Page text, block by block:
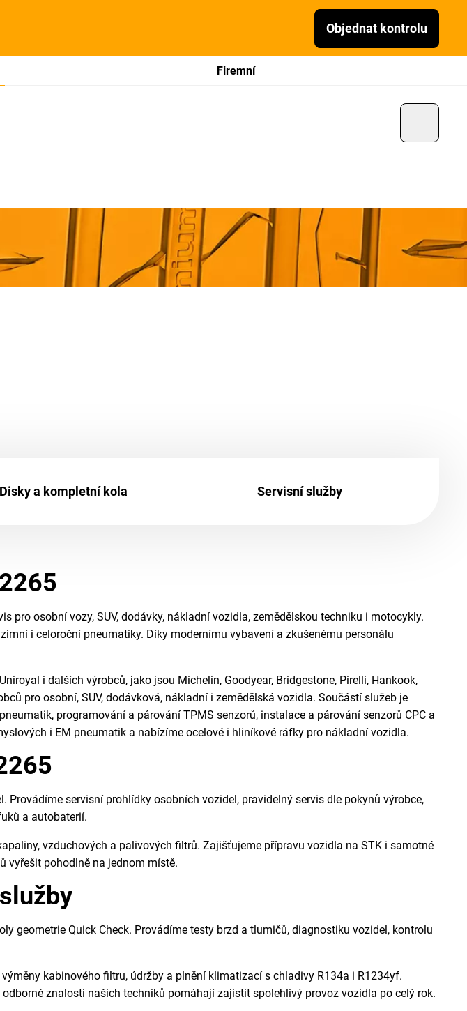
Objednat kontrolu
Firemní
Disky a kompletní kola Servisní služby
pro osobní vozy, SUV, dodávky, nákladní vozidla, zemědělskou techniku i motocykly.
i celoroční pneumatiky. Díky modernímu vybavení a zkušenému personálu
i dalších výrobců, jako jsou Michelin, Goodyear, Bridgestone, Pirelli, Hankook,
pro osobní, SUV, dodávková, nákladní i zemědělská vozidla. Součástí služeb je
programování a párování TPMS senzorů, instalace a párování senzorů CPC a
i EM pneumatik a nabízíme ocelové i hliníkové ráfky pro nákladní vozidla.
servisní prohlídky osobních vozidel, pravidelný servis dle pokynů výrobce,
a autobaterií.
vzduchových a palivových filtrů. Zajišťujeme přípravu vozidla na STK i samotné
vyřešit pohodlně na jednom místě.
geometrie Quick Check. Provádíme testy brzd a tlumičů, diagnostiku vozidel, kontrolu
kabinového filtru, údržby a plnění klimatizací s chladivy R134a i R1234yf.
znalosti našich techniků pomáhají zajistit spolehlivý provoz vozidla po celý rok.